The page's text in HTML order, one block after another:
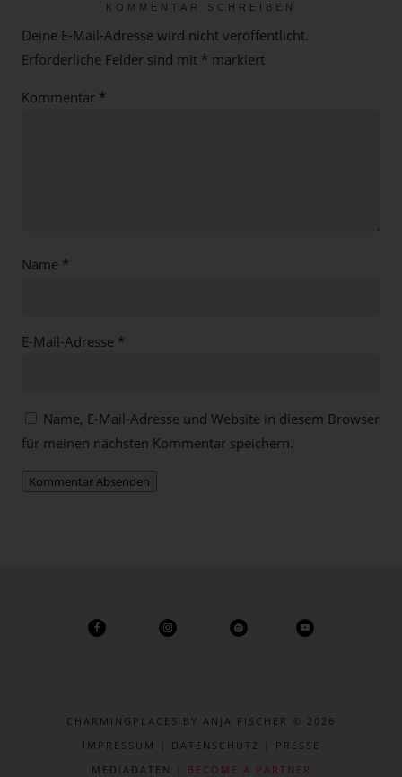
KOMMENTAR SCHREIBEN
Deine E-Mail-Adresse wird nicht veröffentlicht.
Erforderliche Felder sind mit * markiert
Kommentar *
Name *
E-Mail-Adresse *
Name, E-Mail-Adresse und Website in diesem Browser
für meinen nächsten Kommentar speichern.
Kommentar Absenden
CHARMINGPLACES BY ANJA FISCHER © 2026
IMPRESSUM
DATENSCHUTZ
PRESSE
MEDIADATEN
BECOME A PARTNER